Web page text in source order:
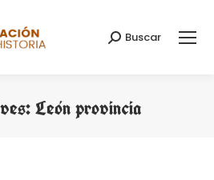
Search:
Buscar
León provincia